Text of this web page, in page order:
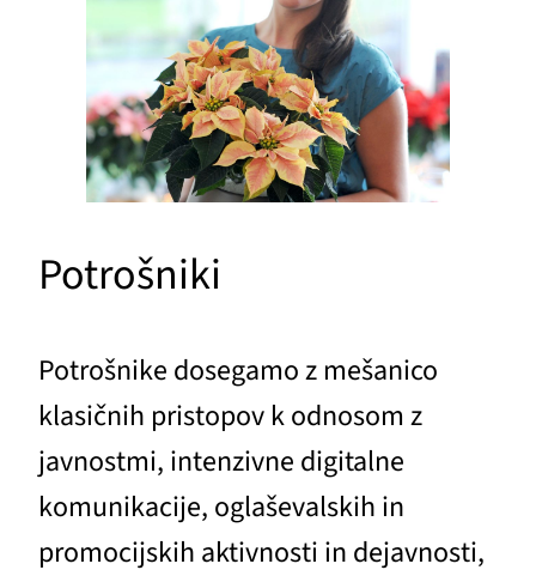
Potrošniki
Potrošnike dosegamo z mešanico
klasičnih pristopov k odnosom z
javnostmi, intenzivne digitalne
komunikacije, oglaševalskih in
promocijskih aktivnosti in dejavnosti,